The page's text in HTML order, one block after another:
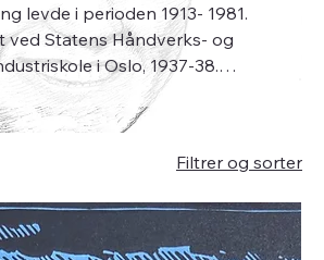
levde i perioden 1913- 1981.
ved Statens Håndverks- og
i Oslo, 1937-38.
ved Oslo Kunstforening i 1939
Statens høstutstilling året
og regnes som Norges
komikk". Sannsynligvis det
serieheftet som var
Filtrer og sorter